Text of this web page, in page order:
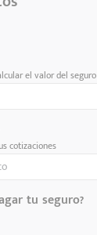
el valor del seguro
cotizaciones
tu seguro?